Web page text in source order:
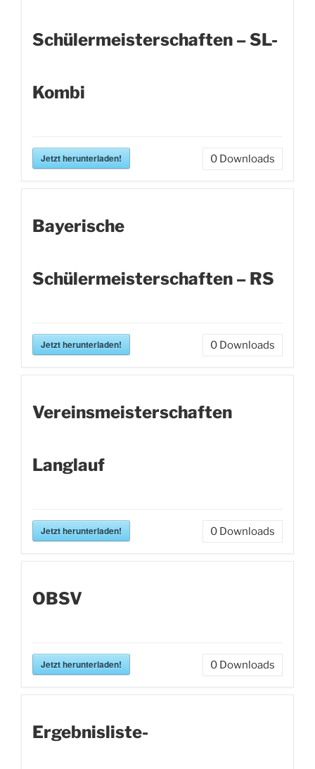
Schülermeisterschaften – SL-
Kombi
Jetzt herunterladen! 0 Downloads
Bayerische
Schülermeisterschaften – RS
Jetzt herunterladen! 0 Downloads
Vereinsmeisterschaften
Langlauf
Jetzt herunterladen! 0 Downloads
OBSV
Jetzt herunterladen! 0 Downloads
Ergebnisliste-